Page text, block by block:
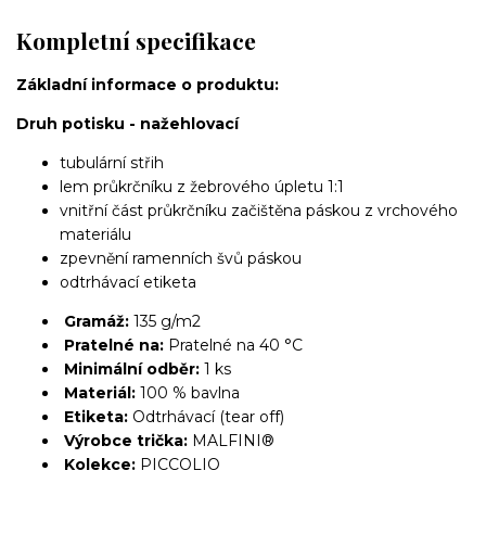
Kompletní specifikace
Základní informace o produktu:
Druh potisku - nažehlovací
tubulární střih
lem průkrčníku z žebrového úpletu 1:1
vnitřní část průkrčníku začištěna páskou z vrchového
materiálu
zpevnění ramenních švů páskou
odtrhávací etiketa
Gramáž: 135 g/m2
Pratelné na: Pratelné na 40 °C
Minimální odběr: 1 ks
Materiál: 100 % bavlna
Etiketa: Odtrhávací (tear off)
Výrobce trička: MALFINI®
Kolekce: PICCOLIO